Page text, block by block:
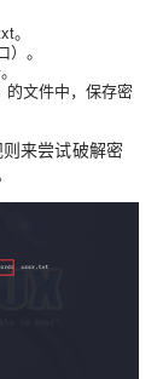
。
。
的文件中，保存密
来尝试破解密